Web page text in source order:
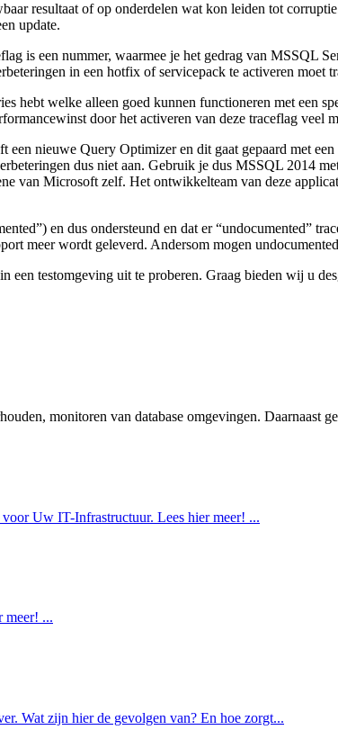
resultaat of op onderdelen wat kon leiden tot
update.
is een nummer, waarmee je het gedrag van MSSQL
in een hotfix of servicepack te activeren moet
hebt welke alleen goed kunnen functioneren met een
door het activeren van deze traceflag veel
nieuwe Query Optimizer en dit gaat gepaard met
dus niet aan. Gebruik je dus MSSQL 2014
van Microsoft zelf. Het ontwikkelteam van deze
en dus ondersteund en dat er “undocumented”
meer wordt geleverd. Andersom mogen
een testomgeving uit te proberen. Graag bieden wij u
monitoren van database omgevingen. Daarnaast
Uw IT-Infrastructuur. Lees hier meer! ...
meer! ...
Wat zijn hier de gevolgen van? En hoe zorgt...